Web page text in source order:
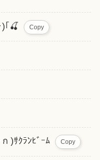
)｢🍒 Copy
)ｻｸﾗﾝﾋﾞｰﾑ Copy